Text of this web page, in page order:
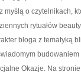
myślą o czytelnikach,
rytuałów
bloga z tematyką
Okazje. Na